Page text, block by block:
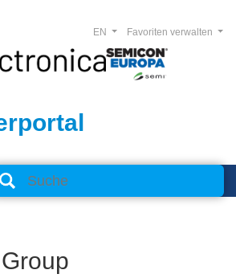
Favoriten verwalten
EN